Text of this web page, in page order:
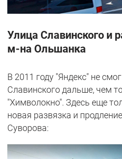
Улица Славинского и
м-на Ольшанка
В 2011 году "Яндекс" не
Славинского дальше, чем
"Химволокно". Здесь еще
новая развязка и
Суворова: